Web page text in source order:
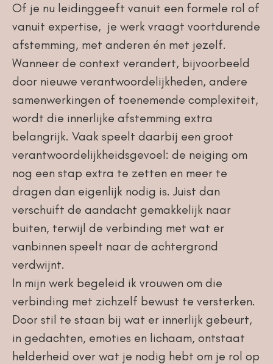
Of je nu leidinggeeft vanuit een formele rol of
vanuit expertise, je werk vraagt voortdurende
afstemming, met anderen én met jezelf.
Wanneer de context verandert, bijvoorbeeld
door nieuwe verantwoordelijkheden, andere
samenwerkingen of toenemende complexiteit,
wordt die innerlijke afstemming extra
belangrijk. Vaak speelt daarbij een groot
verantwoordelijkheidsgevoel: de neiging om
nog een stap extra te zetten en meer te
dragen dan eigenlijk nodig is. Juist dan
verschuift de aandacht gemakkelijk naar
buiten, terwijl de verbinding met wat er
vanbinnen speelt naar de achtergrond
verdwijnt.
In mijn werk begeleid ik vrouwen om die
verbinding met zichzelf bewust te versterken.
Door stil te staan bij wat er innerlijk gebeurt,
in gedachten, emoties en lichaam, ontstaat
helderheid over wat je nodig hebt om je rol op